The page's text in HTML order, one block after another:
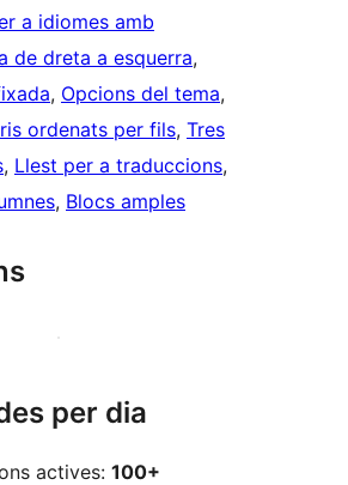
a idiomes amb
de dreta a esquerra
, Opcions del tema
ordenats per fils, Tres
, Llest per a traduccions
, Blocs amples
per dia
actives: 100+